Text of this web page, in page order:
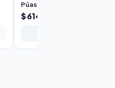
Púas Mango Corto
$ 61450,10